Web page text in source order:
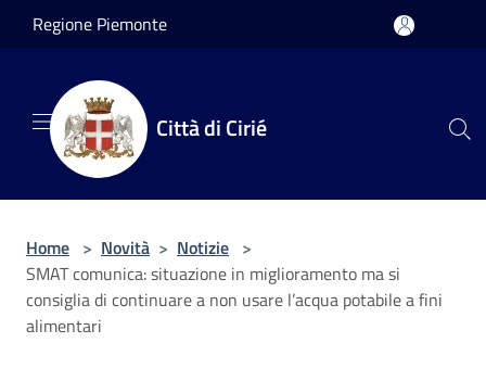
Salta al contenuto principale
Regione Piemonte
Città di Cirié
Home > Novità > Notizie >
SMAT comunica: situazione in miglioramento ma si
consiglia di continuare a non usare l’acqua potabile a fini
alimentari